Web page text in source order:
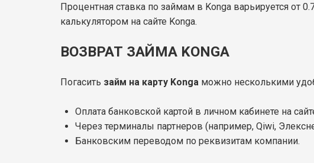
Процентная ставка по займам в Konga варьируется от
калькулятором на сайте Konga.
ВОЗВРАТ ЗАЙМА KONGA
Погасить займ на карту Konga можно несколькими
Оплата банковской картой в личном кабинете на
Через терминалы партнеров (например, Qiwi,
Банковским переводом по реквизитам компании.